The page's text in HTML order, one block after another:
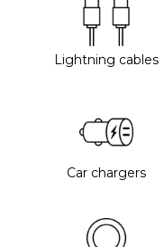
Lightning cables
Car chargers